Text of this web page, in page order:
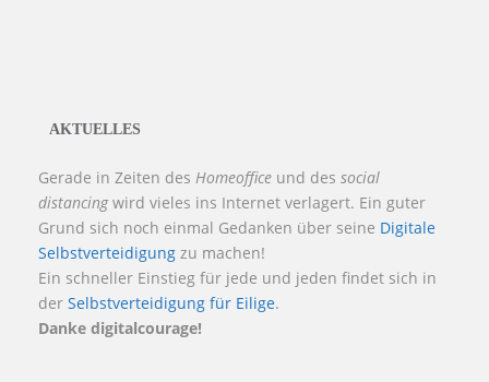
AKTUELLES
Gerade in Zeiten des Homeoffice und des social
distancingwird vieles ins Internet verlagert. Ein guter
Grund sich noch einmal Gedanken über seine Digitale
Selbstverteidigung zu machen!
Ein schneller Einstieg für jede und jeden findet sich in
der Selbstverteidigung für Eilige.
Danke digitalcourage!